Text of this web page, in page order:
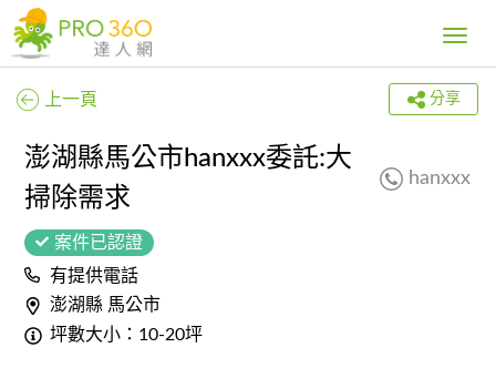
Toggle
上一頁 分享
澎湖縣馬公市hanxxx委託:大
掃除需求
hanxxx
案件已認證
有提供電話
澎湖縣 馬公市
坪數大小：10-20坪